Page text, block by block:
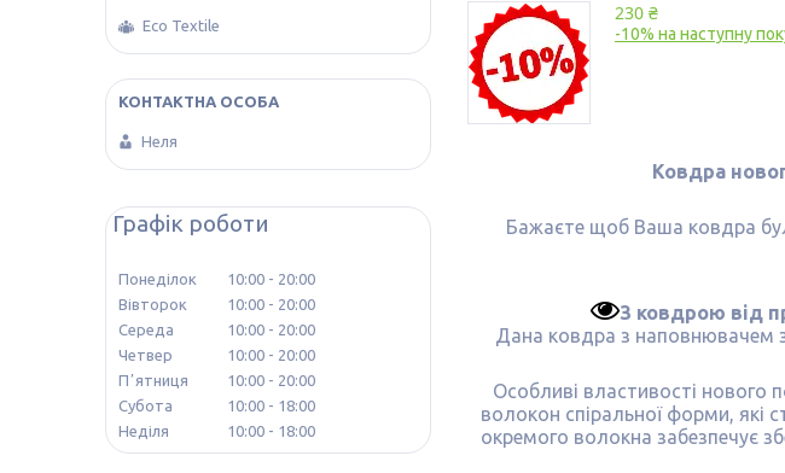
230 ₴
-10% на наступну
Ковдра
Бажаєте щоб Ваша ковдра
З ковдрою від
Дана ковдра з наповнювачем
Особливі властивості нового
волокон спіральної форми, які
окремого волокна забезпечує
Eco Textile
Неля
Графік роботи
Понеділок 10:00
20:00
Вівторок
10:00
20:00
Середа
10:00
20:00
Четвер
10:00
20:00
Пʼятниця
10:00
20:00
Субота
10:00
18:00
Неділя
10:00 18:00